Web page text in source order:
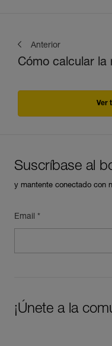
Anterior
Cómo calcular la
Ver
Suscríbase al
y mantente conectado con
Email *
¡Únete a la